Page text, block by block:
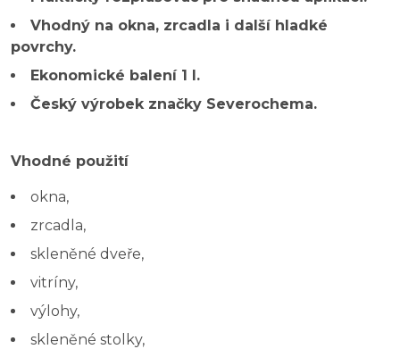
Vhodný na okna, zrcadla i další hladké
povrchy.
Ekonomické balení 1 l.
Český výrobek značky Severochema.
Vhodné použití
okna,
zrcadla,
skleněné dveře,
vitríny,
výlohy,
skleněné stolky,